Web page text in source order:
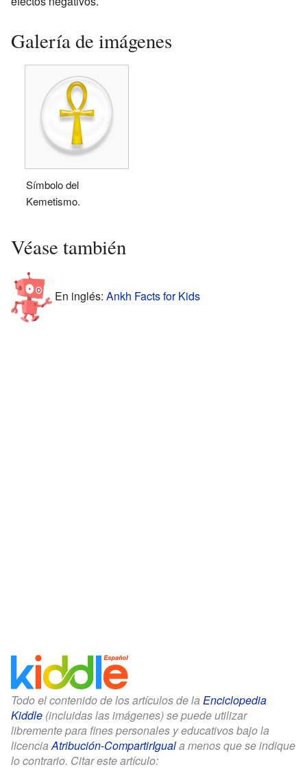
Galería de imágenes
Símbolo del
Kemetismo.
Véase también
En inglés: Ankh Facts for Kids
Todo el contenido de los artículos de la Enciclopedia
Kiddle (incluidas las imágenes) se puede utilizar
libremente para fines personales y educativos bajo la
licenciaAtribución-CompartirIguala menos que se indique
lo contrario. Citar este artículo: